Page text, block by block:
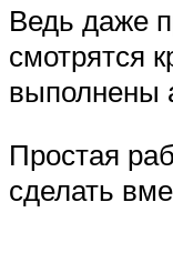
Ведь даже
смотрятся
выполнены
Простая
сделать